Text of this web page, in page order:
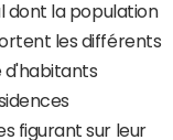
dont la population
les différents
d'habitants
figurant sur leur